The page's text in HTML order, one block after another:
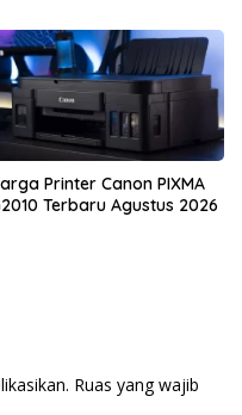
Printer Canon PIXMA
Terbaru Agustus 2026
Ruas yang wajib